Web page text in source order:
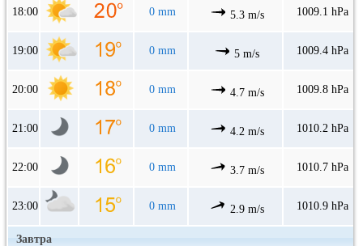
18:00 0 mm 5.3 m/s 1009.1 hPa
19:00 0 mm 5 m/s 1009.4 hPa
20:00 0 mm 4.7 m/s 1009.8 hPa
21:00 0 mm 4.2 m/s 1010.2 hPa
22:00 0 mm 3.7 m/s 1010.7 hPa
23:00 0 mm 2.9 m/s 1010.9 hPa
Завтра